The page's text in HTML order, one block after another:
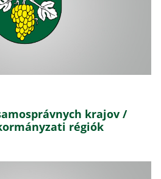
krajov /
régiók